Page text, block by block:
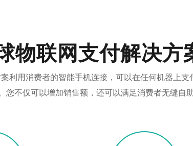
物联网支付解决方
利用消费者的智能手机连接，可以在任何机器上
您不仅可以增加销售额，还可以满足消费者无缝自